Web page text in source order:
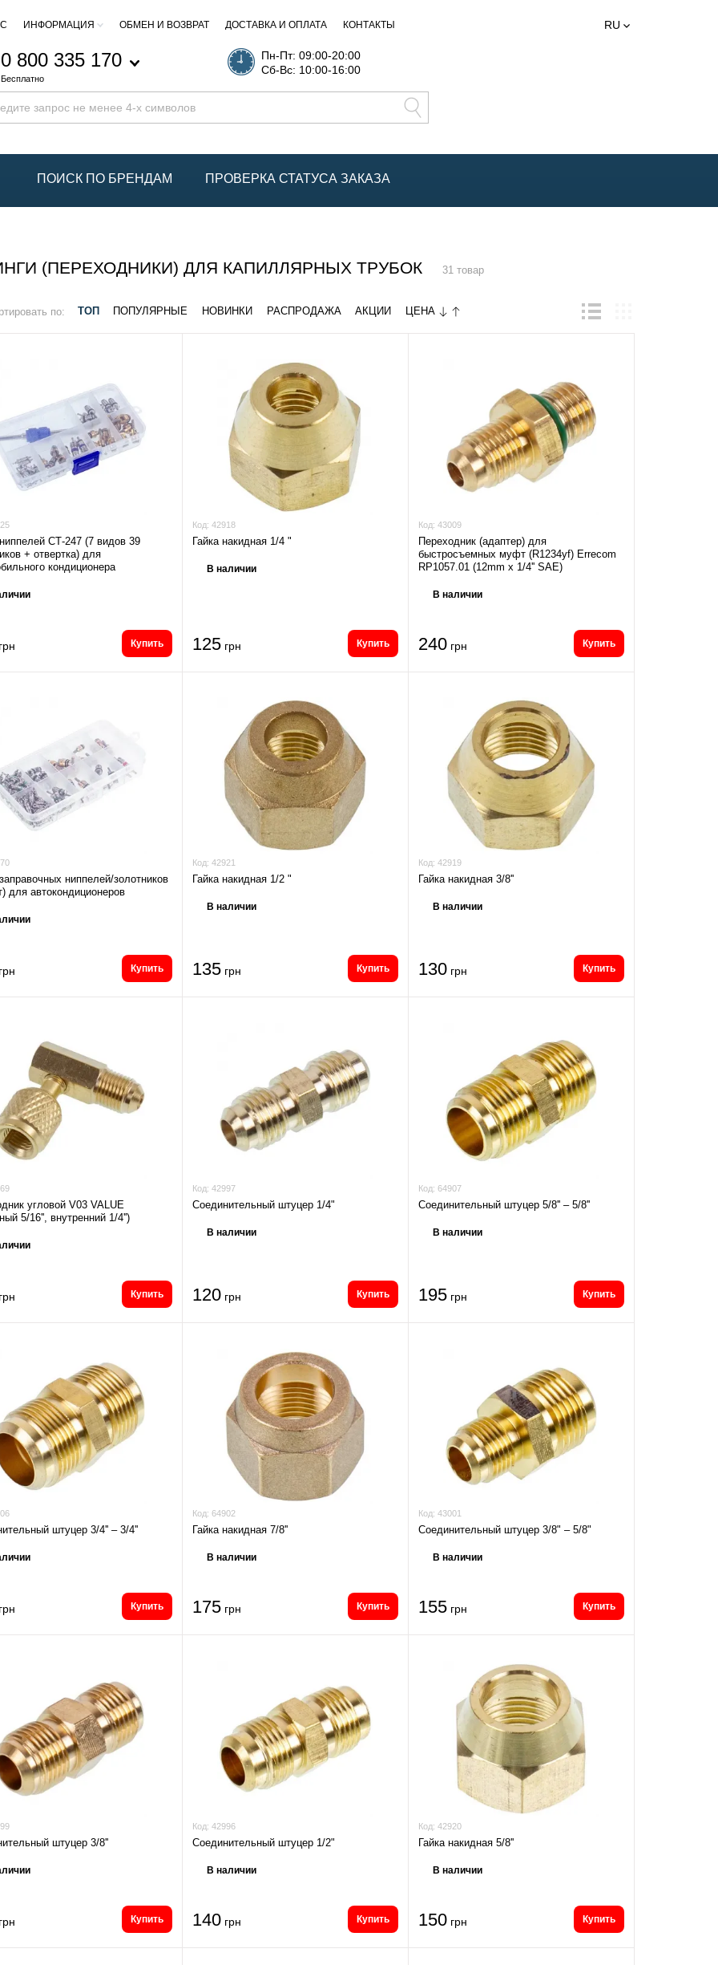
ИНФОРМАЦИЯ ОБМЕН И ВОЗВРАТ ДОСТАВКА И ОПЛАТА КОНТАКТЫ
0 800 335 170
Бесплатно
Пн-Пт: 09:00-20:00
Сб-Вс: 10:00-16:00
RU
ПОИСК ПО БРЕНДАМ ПРОВЕРКА СТАТУСА ЗАКАЗА
(ПЕРЕХОДНИКИ) ДЛЯ КАПИЛЛЯРНЫХ ТРУБОК 31 товар
по: ТОП ПОПУЛЯРНЫЕ НОВИНКИ РАСПРОДАЖА АКЦИИ ЦЕНА
СТ-247 (7 видов 39
+ отвертка) для
кондиционера
Купить
Код: 42918
Гайка накидная 1/4 "
В наличии
125 грн Купить
Код: 43009
Переходник (адаптер) для
быстросъемных муфт (R1234yf) Errecom
RP1057.01 (12mm x 1/4'' SAE)
В наличии
240 грн Купить
ниппелей/золотников
для автокондиционеров
Купить
Код: 42921
Гайка накидная 1/2 "
В наличии
135 грн Купить
Код: 42919
Гайка накидная 3/8''
В наличии
130 грн Купить
угловой V03 VALUE
5/16'', внутренний 1/4'')
Купить
Код: 42997
Соединительный штуцер 1/4"
В наличии
120 грн Купить
Код: 64907
Соединительный штуцер 5/8'' – 5/8''
В наличии
195 грн Купить
штуцер 3/4'' – 3/4''
Купить
Код: 64902
Гайка накидная 7/8''
В наличии
175 грн Купить
Код: 43001
Соединительный штуцер 3/8" – 5/8"
В наличии
155 грн Купить
штуцер 3/8''
Купить
Код: 42996
Соединительный штуцер 1/2"
В наличии
140 грн Купить
Код: 42920
Гайка накидная 5/8''
В наличии
150 грн Купить